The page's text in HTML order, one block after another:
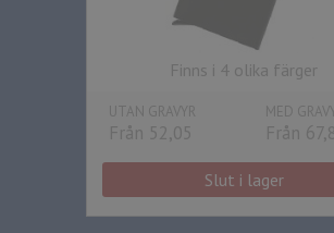
Finns i 4 olika färger
UTAN GRAVYR
Från 52,05
MED
Från
Slut i lager